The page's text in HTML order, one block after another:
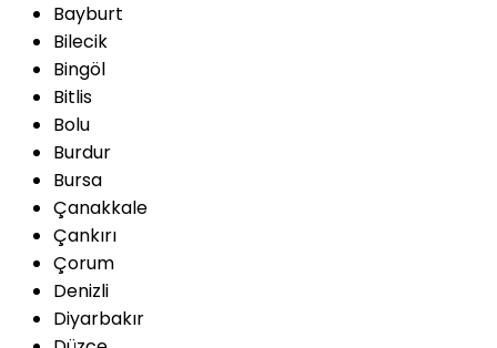
Bayburt
Bilecik
Bingöl
Bitlis
Bolu
Burdur
Bursa
Çanakkale
Çankırı
Çorum
Denizli
Diyarbakır